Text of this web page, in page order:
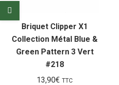
Briquet Clipper X1
Collection Métal Blue &
Green Pattern 3 Vert
#218
13,90€ TTC